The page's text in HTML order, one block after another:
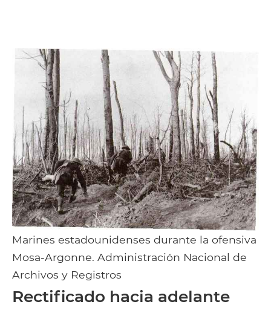
Marines estadounidenses durante la ofensiva
Mosa-Argonne. Administración Nacional de
Archivos y Registros
Rectificado hacia adelante